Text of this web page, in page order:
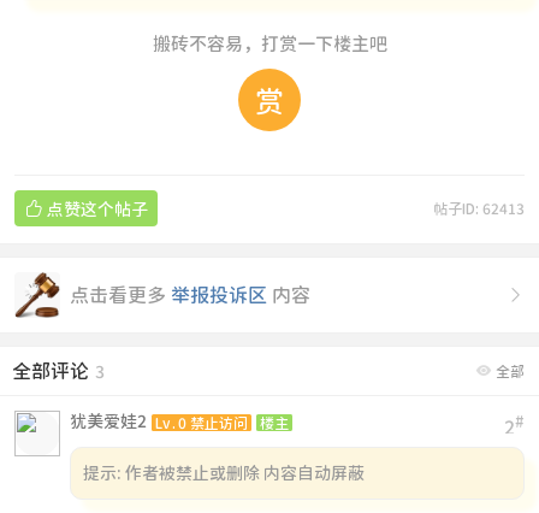
搬砖不容易，打赏一下楼主吧
赏
帖子ID: 62413
 点赞这个帖子

点击看更多 举报投诉区 内容
 全部
全部评论 3
2#
犹美爱娃2 Lv.0 禁止访问 楼主
提示: 作者被禁止或删除 内容自动屏蔽